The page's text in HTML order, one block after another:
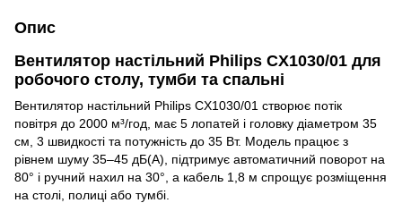
Опис
Вентилятор настільний Philips CX1030/01 для
робочого столу, тумби та спальні
Вентилятор настільний Philips CX1030/01 створює потік
повітря до 2000 м³/год, має 5 лопатей і головку діаметром 35
см, 3 швидкості та потужність до 35 Вт. Модель працює з
рівнем шуму 35–45 дБ(А), підтримує автоматичний поворот на
80° і ручний нахил на 30°, а кабель 1,8 м спрощує розміщення
на столі, полиці або тумбі.